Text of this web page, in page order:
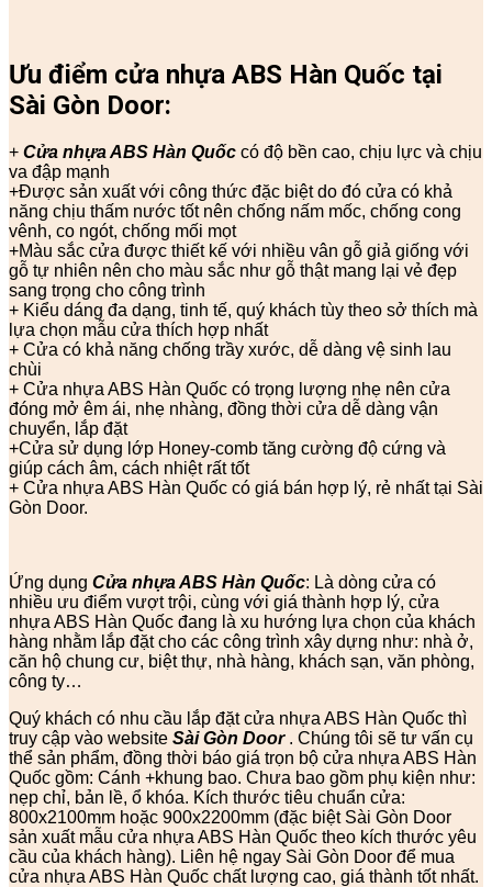
Ưu điểm cửa nhựa ABS Hàn Quốc tại
Sài Gòn Door:
+ Cửa nhựa ABS Hàn Quốc có độ bền cao, chịu lực và chịu
va đập mạnh
+Được sản xuất với công thức đặc biệt do đó cửa có khả
năng chịu thấm nước tốt nên chống nấm mốc, chống cong
vênh, co ngót, chống mối mọt
+Màu sắc cửa được thiết kế với nhiều vân gỗ giả giống với
gỗ tự nhiên nên cho màu sắc như gỗ thật mang lại vẻ đẹp
sang trọng cho công trình
+ Kiểu dáng đa dạng, tinh tế, quý khách tùy theo sở thích mà
lựa chọn mẫu cửa thích hợp nhất
+ Cửa có khả năng chống trầy xước, dễ dàng vệ sinh lau
chùi
+ Cửa nhựa ABS Hàn Quốc có trọng lượng nhẹ nên cửa
đóng mở êm ái, nhẹ nhàng, đồng thời cửa dễ dàng vận
chuyển, lắp đặt
+Cửa sử dụng lớp Honey-comb tăng cường độ cứng và
giúp cách âm, cách nhiệt rất tốt
+ Cửa nhựa ABS Hàn Quốc có giá bán hợp lý, rẻ nhất tại Sài
Gòn Door.
Ứng dụng Cửa nhựa ABS Hàn Quốc: Là dòng cửa có
nhiều ưu điểm vượt trội, cùng với giá thành hợp lý, cửa
nhựa ABS Hàn Quốc đang là xu hướng lựa chọn của khách
hàng nhằm lắp đặt cho các công trình xây dựng như: nhà ở,
căn hộ chung cư, biệt thự, nhà hàng, khách sạn, văn phòng,
công ty…
Quý khách có nhu cầu lắp đặt cửa nhựa ABS Hàn Quốc thì
truy cập vào website Sài Gòn Door. Chúng tôi sẽ tư vấn cụ
thể sản phẩm, đồng thời báo giá trọn bộ cửa nhựa ABS Hàn
Quốc gồm: Cánh +khung bao. Chưa bao gồm phụ kiện như:
nẹp chỉ, bản lề, ổ khóa. Kích thước tiêu chuẩn cửa:
800x2100mm hoặc 900x2200mm (đặc biệt Sài Gòn Door
sản xuất mẫu cửa nhựa ABS Hàn Quốc theo kích thước yêu
cầu của khách hàng). Liên hệ ngay Sài Gòn Door để mua
cửa nhựa ABS Hàn Quốc chất lượng cao, giá thành tốt nhất.